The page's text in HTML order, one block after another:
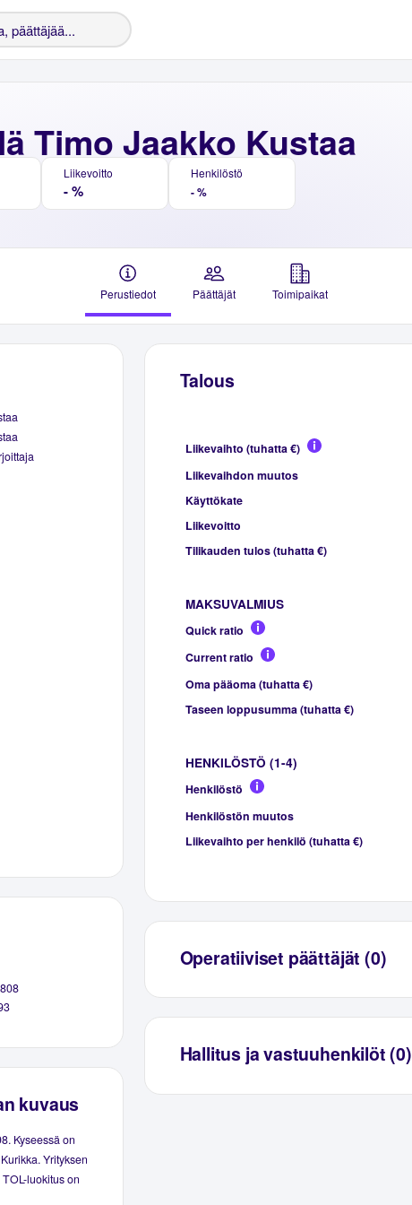
Timo Jaakko Kustaa
Liikevoitto
- %
Henkilöstö
- %
Perustiedot Päättäjät Toimipaikat
kuvaus
Kyseessä on
Yrityksen
luokitus on
Talous
Liikevaihto (tuhatta €)
Liikevaihdon muutos
Käyttökate
Liikevoitto
Tilikauden tulos (tuhatta €)
MAKSUVALMIUS
Quick ratio
Current ratio
Oma pääoma (tuhatta €)
Taseen loppusumma (tuhatta €)
HENKILÖSTÖ (1-4)
Henkilöstö
Henkilöstön muutos
Liikevaihto per henkilö (tuhatta €)
Operatiiviset päättäjät (0)
Hallitus ja vastuuhenkilöt (0)